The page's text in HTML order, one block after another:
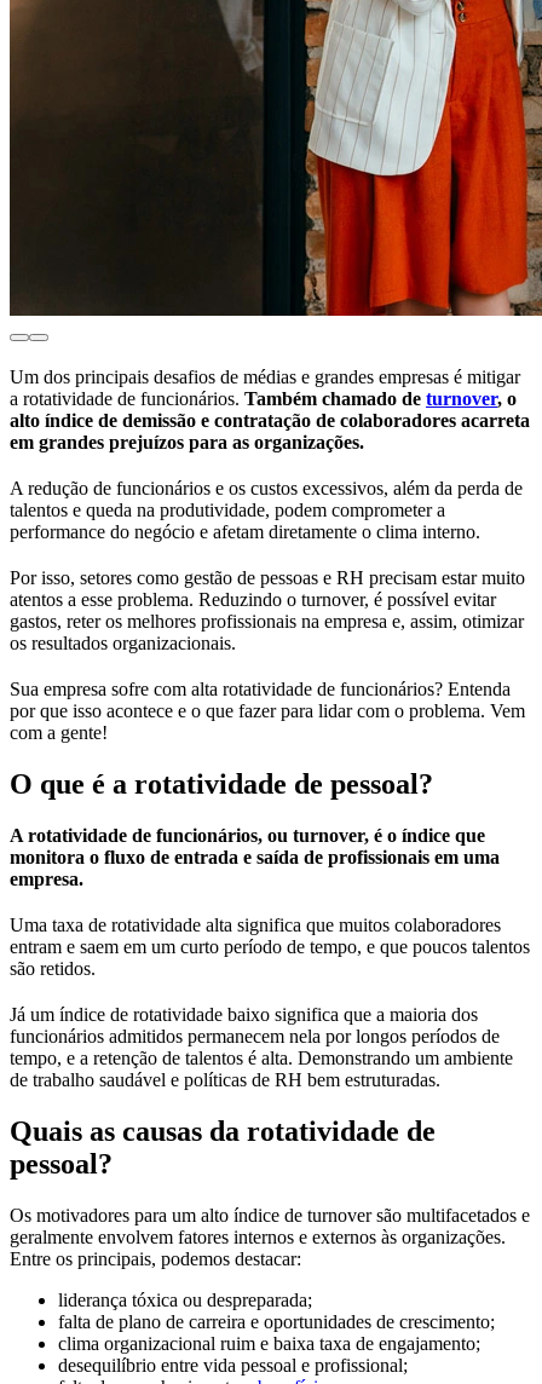
Um dos principais desafios de médias e grandes empresas é mitigar
a rotatividade de funcionários. Também chamado de turnover, o
alto índice de demissão e contratação de colaboradores acarreta
em grandes prejuízos para as organizações.
A redução de funcionários e os custos excessivos, além da perda de
talentos e queda na produtividade, podem comprometer a
performance do negócio e afetam diretamente o clima interno.
Por isso, setores como gestão de pessoas e RH precisam estar muito
atentos a esse problema. Reduzindo o turnover, é possível evitar
gastos, reter os melhores profissionais na empresa e, assim, otimizar
os resultados organizacionais.
Sua empresa sofre com alta rotatividade de funcionários? Entenda
por que isso acontece e o que fazer para lidar com o problema. Vem
com a gente!
O que é a rotatividade de pessoal?
A rotatividade de funcionários, ou turnover, é o índice que
monitora o fluxo de entrada e saída de profissionais em uma
empresa.
Uma taxa de rotatividade alta significa que muitos colaboradores
entram e saem em um curto período de tempo, e que poucos talentos
são retidos.
Já um índice de rotatividade baixo significa que a maioria dos
funcionários admitidos permanecem nela por longos períodos de
tempo, e a retenção de talentos é alta. Demonstrando um ambiente
de trabalho saudável e políticas de RH bem estruturadas.
Quais as causas da rotatividade de
pessoal?
Os motivadores para um alto índice de turnover são multifacetados e
geralmente envolvem fatores internos e externos às organizações.
Entre os principais, podemos destacar:
liderança tóxica ou despreparada;
falta de plano de carreira e oportunidades de crescimento;
clima organizacional ruim e baixa taxa de engajamento;
desequilíbrio entre vida pessoal e profissional;